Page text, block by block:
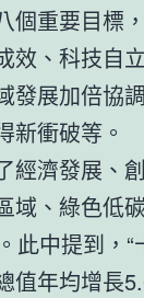
個重要目標
效、科技自
發展加倍協
新衝破等。
經濟發展、
域、綠色低
此中提到，“
值年均增長